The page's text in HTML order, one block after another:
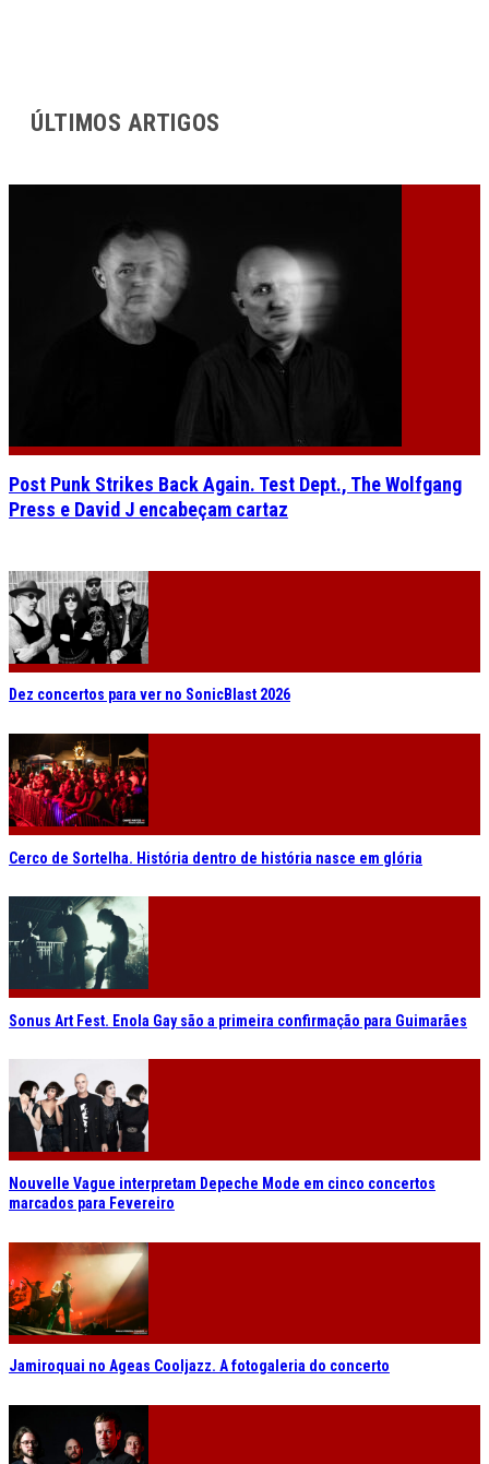
ÚLTIMOS ARTIGOS
Post Punk Strikes Back Again. Test Dept., The Wolfgang
Press e David J encabeçam cartaz
Dez concertos para ver no SonicBlast 2026
Cerco de Sortelha. História dentro de história nasce em glória
Sonus Art Fest. Enola Gay são a primeira confirmação para Guimarães
Nouvelle Vague interpretam Depeche Mode em cinco concertos
marcados para Fevereiro
Jamiroquai no Ageas Cooljazz. A fotogaleria do concerto